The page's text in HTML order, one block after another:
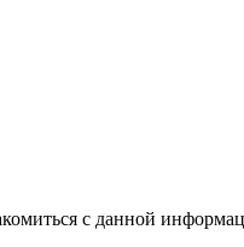
с данной